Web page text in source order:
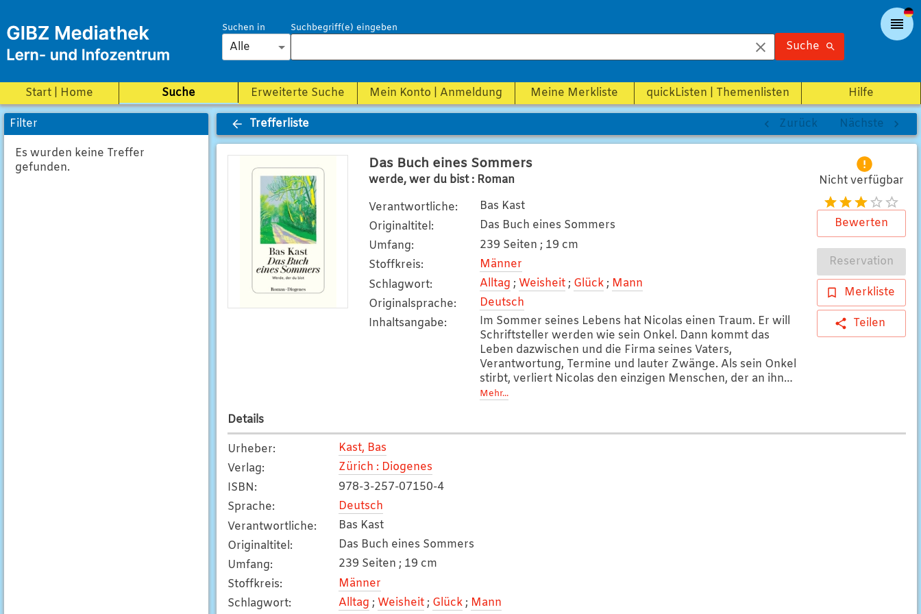
Suchen in
Alle
Suchbegriff(e) eingeben
Suche
Start | Home Suche Erweiterte Suche Mein Konto | Anmeldung Meine Merkliste quickListen | Themenlisten Hilfe
Filter
Es wurden keine Treffer
gefunden.
Trefferliste Zurück Nächste
Das Buch eines Sommers
werde, wer du bist : Roman
Verantwortliche:
Bas Kast
Originaltitel:
Das Buch eines Sommers
Umfang:
239 Seiten ; 19 cm
Stoffkreis:
Männer
Schlagwort: Alltag ; Weisheit ; Glück ; Mann
Originalsprache:
Deutsch
Inhaltsangabe:
Im Sommer seines Lebens hat Nicolas einen Traum. Er will
Schriftsteller werden wie sein Onkel. Dann kommt das
Leben dazwischen und die Firma seines Vaters,
Verantwortung, Termine und lauter Zwänge. Als sein Onkel
stirbt, verliert Nicolas den einzigen Menschen, der an ihn
geglaubt hat. Doch überraschend findet er am
(Quelle:www.buchhaus.ch)
Mehr...
Nicht verfügbar
Bewerten
Reservation
Merkliste
Teilen
Details
Urheber:
Kast, Bas
Verlag:
Zürich : Diogenes
ISBN:
978-3-257-07150-4
Sprache:
Deutsch
Verantwortliche:
Bas Kast
Originaltitel:
Das Buch eines Sommers
Umfang:
239 Seiten ; 19 cm
Stoffkreis:
Männer
Schlagwort: Alltag ; Weisheit ; Glück ; Mann